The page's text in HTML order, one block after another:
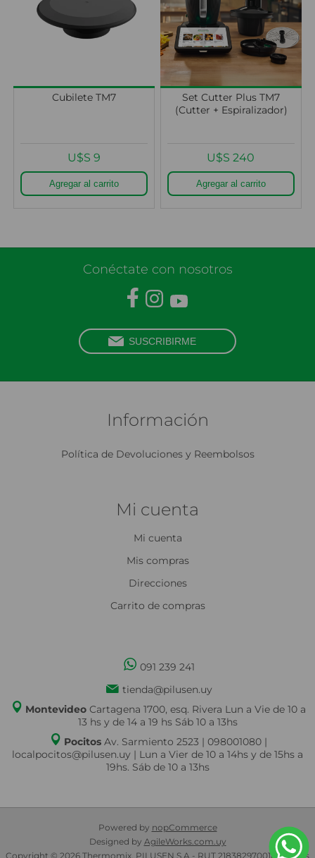
Cubilete TM7
U$S 9
Set Cutter Plus TM7
(Cutter + Espiralizador)
U$S 240
Conéctate con nosotros
Información
Política de Devoluciones y Reembolsos
Mi cuenta
Mi cuenta
Mis compras
Direcciones
Carrito de compras
091 239 241
tienda@pilusen.uy
MontevideoCartagena 1700, esq. Rivera Lun a Vie de 10 a
13 hs y de 14 a 19 hs Sáb 10 a 13hs
PocitosAv. Sarmiento 2523 | 098001080 |
localpocitos@pilusen.uy | Lun a Vier de 10 a 14hs y de 15hs a
19hs. Sáb de 10 a 13hs
Powered by nopCommerce
Designed by AgileWorks.com.uy
Copyright © 2026 Thermomix. PILUSEN S.A - RUT 218382970018 - Todos